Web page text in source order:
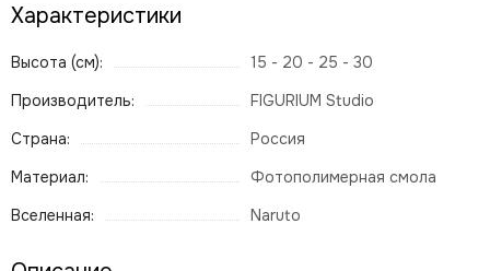
Характеристики
Высота (см):
15 - 20 - 25 - 30
Производитель:
FIGURIUM Studio
Страна:
Россия
Материал:
Фотополимерная смола
Вселенная:
Naruto